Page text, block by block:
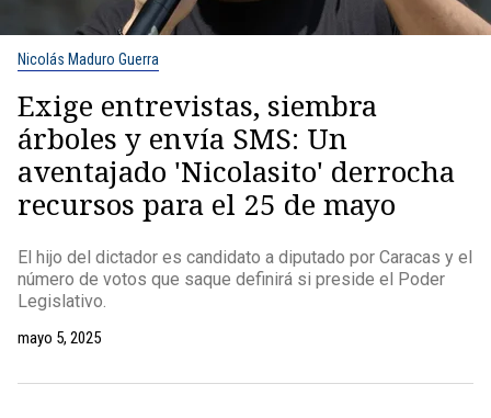
Nicolás Maduro Guerra
Exige entrevistas, siembra
árboles y envía SMS: Un
aventajado 'Nicolasito' derrocha
recursos para el 25 de mayo
El hijo del dictador es candidato a diputado por Caracas y el
número de votos que saque definirá si preside el Poder
Legislativo.
mayo 5, 2025